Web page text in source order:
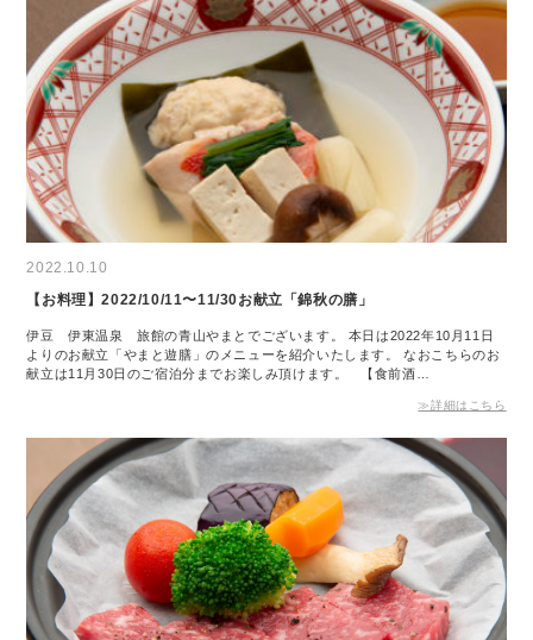
2022.10.10
【お料理】2022/10/11〜11/30お献立「錦秋の膳」
伊豆 伊東温泉 旅館の青山やまとでございます。 本日は2022年10月11日
よりのお献立「やまと遊膳」のメニューを紹介いたします。 なおこちらのお
献立は11月30日のご宿泊分までお楽しみ頂けます。 【食前酒…
≫詳細はこちら